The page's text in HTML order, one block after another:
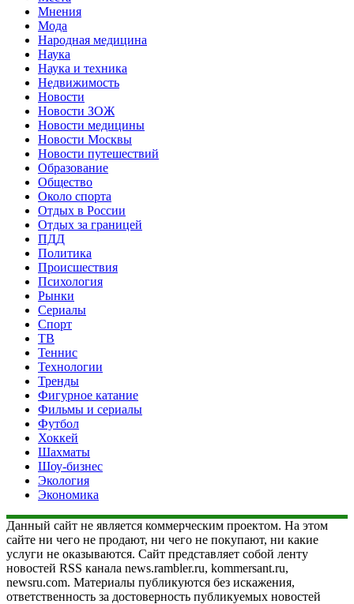
Мнения
Мода
Народная медицина
Наука
Наука и техника
Недвижимость
Новости
Новости ЗОЖ
Новости медицины
Новости Москвы
Новости путешествий
Образование
Общество
Около спорта
Отдых в России
Отдых за границей
ПДД
Политика
Происшествия
Психология
Рынки
Сериалы
Спорт
ТВ
Теннис
Технологии
Тренды
Фигурное катание
Фильмы и сериалы
Футбол
Хоккей
Шахматы
Шоу-бизнес
Экология
Экономика
Данный сайт не является коммерческим проектом. На этом
сайте ни чего не продают, ни чего не покупают, ни какие
услуги не оказываются. Сайт представляет собой ленту
новостей RSS канала news.rambler.ru, kommersant.ru,
newsru.com. Материалы публикуются без искажения,
ответственность за достоверность публикуемых новостей